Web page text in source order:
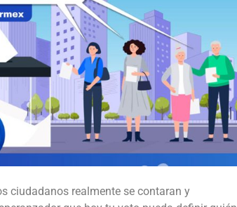
ciudadanos realmente se contaran y